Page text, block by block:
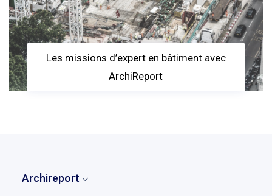
Les missions d’expert en bâtiment avec
ArchiReport
Archireport